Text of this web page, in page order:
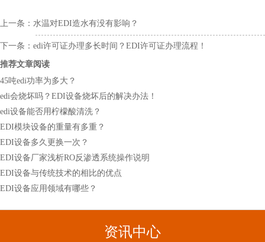
上一条： 水温对EDI造水有没有影响？
下一条： edi许可证办理多长时间？EDI许可证办理流程！
推荐文章阅读
45吨edi功率为多大？
edi会烧坏吗？EDI设备烧坏后的解决办法！
edi设备能否用柠檬酸清洗？
EDI模块设备的重量有多重？
EDI设备多久更换一次？
EDI设备厂家浅析RO反渗透系统操作说明
EDI设备与传统技术的相比的优点
EDI设备应用领域有哪些？
资讯中心